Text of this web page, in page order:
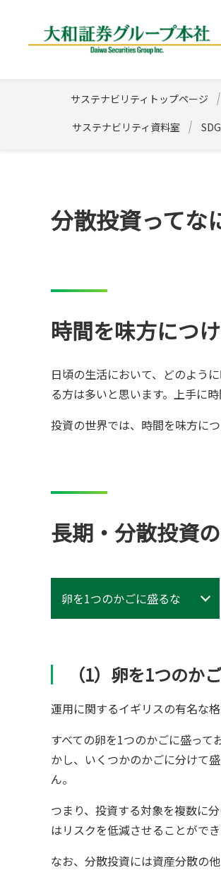
サステナビリティトップページ
サステナビリティ資料室
分散投資ってな
時間を味方につ
日頃の生活において、どのよう
る方は多いと思います。上手に
投資の世界では、時間を味方に
長期・分散投資
卵を1つのかごに盛るな
（1）卵を1つのか
運用に関するイギリスの有名な
すべての卵を1つのかごに盛って
かし、いくつかのかごに分けて
ん。
つまり、投資する対象を複数に
はリスクを低減させることがで
なお、分散投資には資産分散の